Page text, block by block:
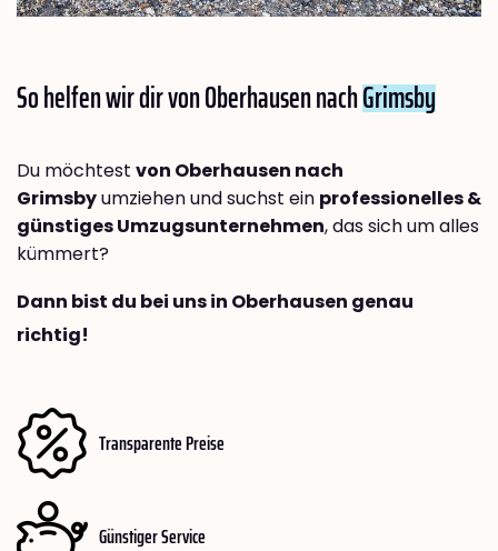
So helfen wir dir von Oberhausen nachGrimsby
Du möchtest von Oberhausen nach
Grimsbyumziehen und suchst ein professionelles &
günstiges Umzugsunternehmen, das sich um alles
kümmert?
Dann bist du bei uns in Oberhausen genau
richtig!
Transparente Preise
Günstiger Service